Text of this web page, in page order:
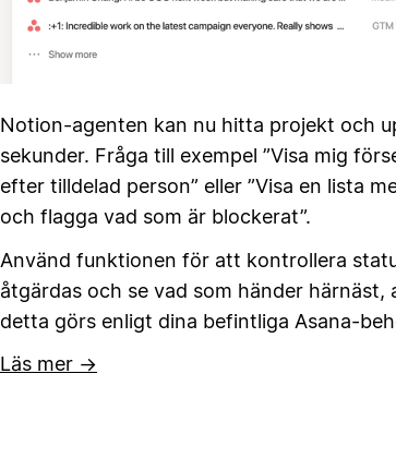
Notion-agenten kan nu hitta projekt och
sekunder. Fråga till exempel ”Visa mig
efter tilldelad person” eller ”Visa en lista
och flagga vad som är blockerat”.
Använd funktionen för att kontrollera
åtgärdas och se vad som händer
detta görs enligt dina befintliga Asana-
Läs mer →